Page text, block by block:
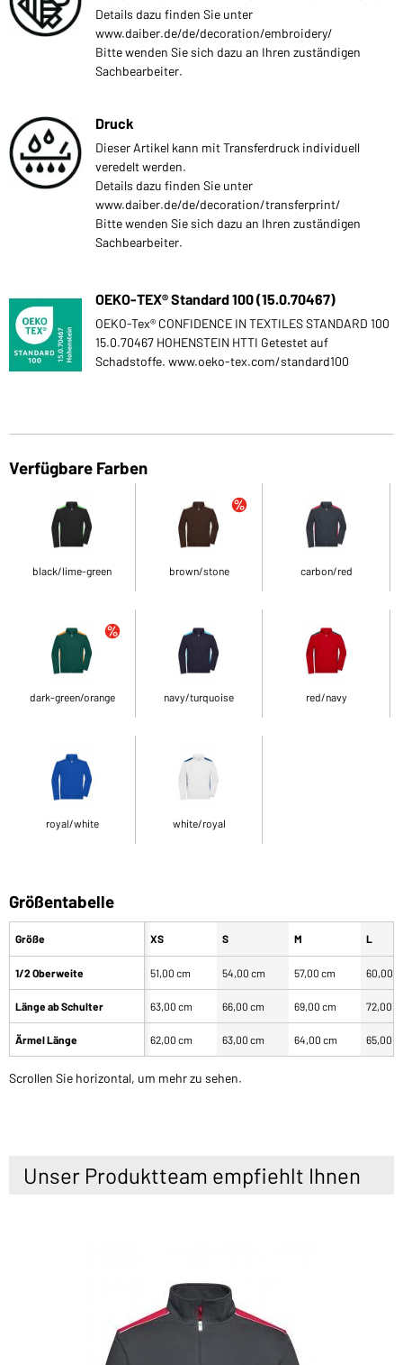
Details dazu finden Sie unter
www.daiber.de/de/decoration/embroidery/
Bitte wenden Sie sich dazu an Ihren zuständigen
Sachbearbeiter.
Druck
Dieser Artikel kann mit Transferdruck individuell
veredelt werden.
Details dazu finden Sie unter
www.daiber.de/de/decoration/transferprint/
Bitte wenden Sie sich dazu an Ihren zuständigen
Sachbearbeiter.
OEKO-TEX® Standard 100 (15.0.70467)
OEKO-Tex® CONFIDENCE IN TEXTILES STANDARD 100
15.0.70467 HOHENSTEIN HTTI Getestet auf
Schadstoffe. www.oeko-tex.com/standard100
Verfügbare Farben
black/lime-green brown/stone carbon/red
dark-green/orange navy/turquoise red/navy
royal/white white/royal
Größentabelle
Größe
1/2 Oberweite
Länge ab Schulter
Ärmel Länge
XS S M L
51,00 cm 54,00 cm 57,00 cm 60,00
63,00 cm 66,00 cm 69,00 cm 72,00
62,00 cm 63,00 cm 64,00 cm 65,00
Scrollen Sie horizontal, um mehr zu sehen.
Unser Produktteam empfiehlt Ihnen